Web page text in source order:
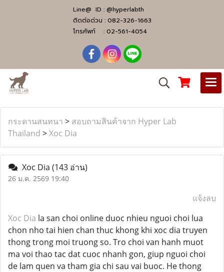
Line@ ID : @hyperlabth
ติดต่อด่วน : 082-326-1663
โทรศัพท์ : 02-561-4054
กระดานสนทนา > สอบถามสินค้าจาก Hyper Lab
Thailand >Xoc Dia
Xoc Dia (143 อ่าน)
26 ม.ค. 2569 19:40
แจ้งลบ
Xoc Dia la san choi online duoc nhieu nguoi choi lua
chon nho tai hien chan thuc khong khi xoc dia truyen
thong trong moi truong so. Tro choi van hanh muot
ma voi thao tac dat cuoc nhanh gon, giup nguoi choi
de lam quen va tham gia chi sau vai buoc. He thong